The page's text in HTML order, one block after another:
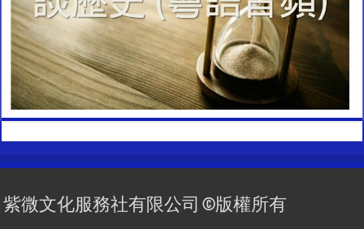
紫微文化服務社有限公司 ©版權所有